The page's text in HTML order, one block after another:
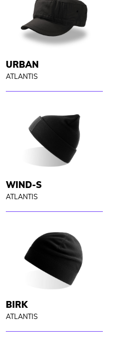
URBAN
ATLANTIS
WIND-S
ATLANTIS
BIRK
ATLANTIS